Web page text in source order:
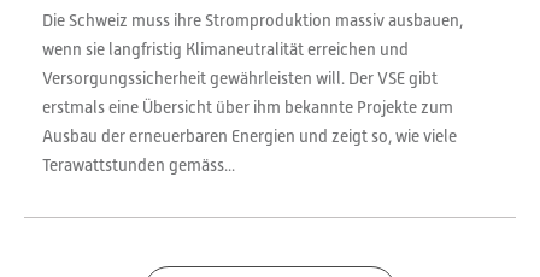
Die Schweiz muss ihre Stromproduktion massiv ausbauen,
wenn sie langfristig Klimaneutralität erreichen und
Versorgungssicherheit gewährleisten will. Der VSE gibt
erstmals eine Übersicht über ihm bekannte Projekte zum
Ausbau der erneuerbaren Energien und zeigt so, wie viele
Terawattstunden gemäss...